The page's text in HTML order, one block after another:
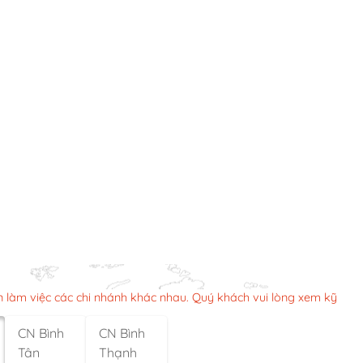
làm việc các chi nhánh khác nhau. Quý khách vui lòng xem kỹ
CN Bình
Tân
CN Bình
Thạnh